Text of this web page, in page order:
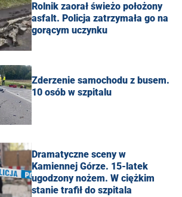
Rolnik zaorał świeżo położony
asfalt. Policja zatrzymała go na
gorącym uczynku
Zderzenie samochodu z busem.
10 osób w szpitalu
Dramatyczne sceny w
Kamiennej Górze. 15-latek
ugodzony nożem. W ciężkim
stanie trafił do szpitala